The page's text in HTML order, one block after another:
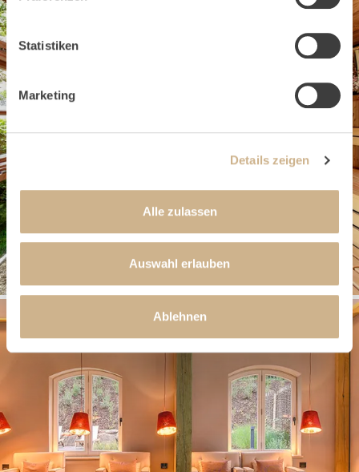
Statistiken
Marketing
Details zeigen
Alle zulassen
Auswahl erlauben
Ablehnen